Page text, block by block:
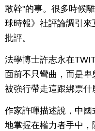
敢幹"的事。很多時候
球時報》社評論調引
批評。
法學博士許志永在
面前不只彎曲，而是
被強行帶走這跟綁票什
作家許暉描述說，中
地掌握在權力者手中